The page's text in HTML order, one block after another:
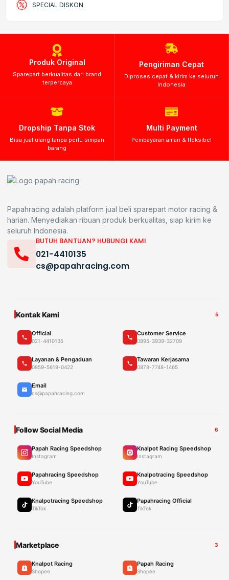
SPECIAL DISKON
Produk Original
Sparepart berkualitas dari brand
terpercaya
Pengiriman Cepat
Diproses cepat & kirim ke seluruh
Indonesia
Dropship Tanpa Stok
Bisa jual ulang tanpa perlu simpan
barang
Multi Payment
Pembayaran aman & fleksibel
Papahracing adalah platform jual beli sparepart motor racing &
harian. Menyediakan ribuan produk berkualitas, siap kirim ke
seluruh Indonesia.
BUTUH BANTUAN? HUBUNGI KAMI
021-4410135
cs@papahracing.com
Kontak Kami 5
Official
021-4410135
Customer Service
0895-3939-32709
Layanan & Pengaduan
0859-5619-0422
Tawaran Kerjasama
0878-7748-1465
Email
cs@papahracing.com
Follow Social Media 6
Papah Racing Speedshop
Instagram
Knalpot Racing Speedshop
Instagram
Papahracing Speedshop
YouTube
Knalpotracing Speedshop
YouTube
Knalpotracing Speedshop
TikTok
Papahracing Official
TikTok
Marketplace 3
Knalpot Racing
Shopee
Papah Racing
Shopee